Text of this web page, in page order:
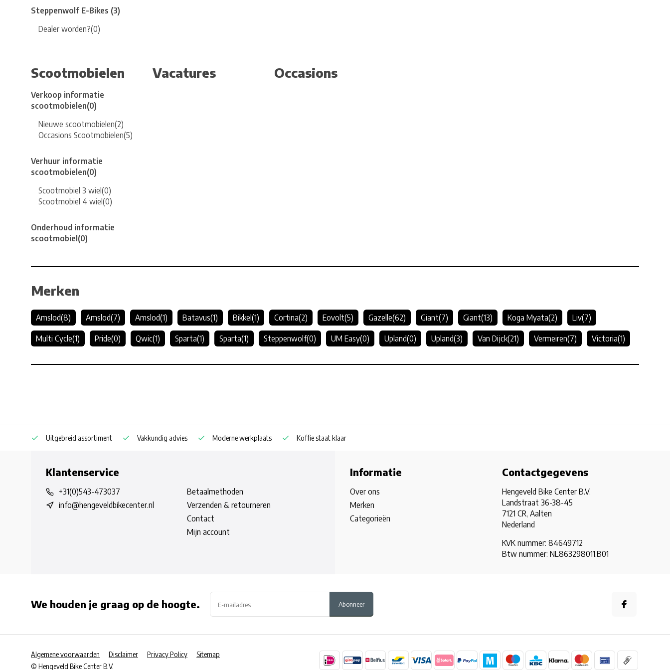
Steppenwolf E-Bikes (3)
Dealer worden?(0)
Scootmobielen
Verkoop informatie
scootmobielen(0)
Nieuwe scootmobielen(2)
Occasions Scootmobielen(5)
Verhuur informatie
scootmobielen(0)
Scootmobiel 3 wiel (0)
Scootmobiel 4 wiel (0)
Onderhoud informatie
scootmobiel (0)
Vacatures Occasions
Merken
Amslod(8) Amslod(7) Amslod(1) Batavus(1) Bikkel (1) Cortina(2) Eovolt(5) Gazelle(62) Giant(7) Giant(13) Koga Myata(2) Liv(7)
Multi Cycle(1) Pride(0) Qwic(1) Sparta(1) Sparta(1) Steppenwolf(0) UM Easy(0) Upland(0) Upland(3) Van Dijck(21) Vermeiren(7) Victoria(1)
Uitgebreid assortiment Vakkundig advies Moderne werkplaats Koffie staat klaar
Klantenservice
+31(0)543-473037
info@hengeveldbikecenter.nl
Betaalmethoden
Verzenden & retourneren
Contact
Mijn account
Informatie
Over ons
Merken
Categorieën
Contactgegevens
Hengeveld Bike Center B.V.
Landstraat 36-38-45
7121 CR, Aalten
Nederland
KVK nummer: 84649712
Btw nummer: NL863298011.B01
We houden je graag op de hoogte. Abonneer
Algemene voorwaarden Disclaimer Privacy Policy
Sitemap
© Hengeveld Bike Center B.V.